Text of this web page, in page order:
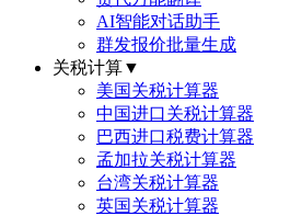
AI智能对话助手
群发报价批量生成
关税计算▼
美国关税计算器
中国进口关税计算器
巴西进口税费计算器
孟加拉关税计算器
台湾关税计算器
英国关税计算器